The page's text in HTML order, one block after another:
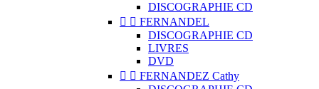
DISCOGRAPHIE CD
  FERNANDEL
DISCOGRAPHIE CD
LIVRES
DVD
  FERNANDEZ Cathy